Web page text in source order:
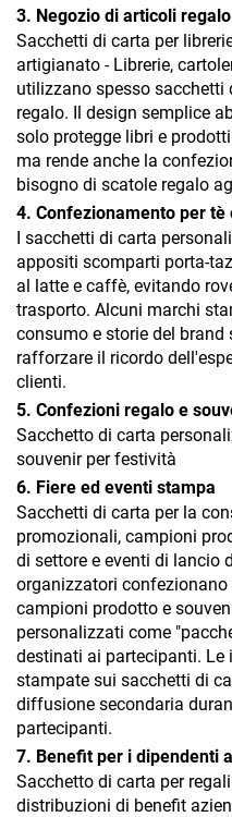
3. Negozio di articoli
Sacchetti di carta per
artigianato - Librerie,
utilizzano spesso sacchetti
regalo. Il design semplice
solo protegge libri e
ma rende anche la
bisogno di scatole regalo
4. Confezionamento per tè
I sacchetti di carta
appositi scomparti porta-
al latte e caffè, evitando
trasporto. Alcuni marchi
consumo e storie del
rafforzare il ricordo
clienti.
5. Confezioni regalo e
Sacchetto di carta
souvenir per festività
6. Fiere ed eventi stampa
Sacchetti di carta per la
promozionali, campioni
di settore e eventi di lancio
organizzatori
campioni prodotto e
personalizzati come
destinati ai partecipanti.
stampate sui sacchetti di
diffusione secondaria
partecipanti.
7. Benefit per i dipendenti
Sacchetto di carta per
distribuzioni di benefit